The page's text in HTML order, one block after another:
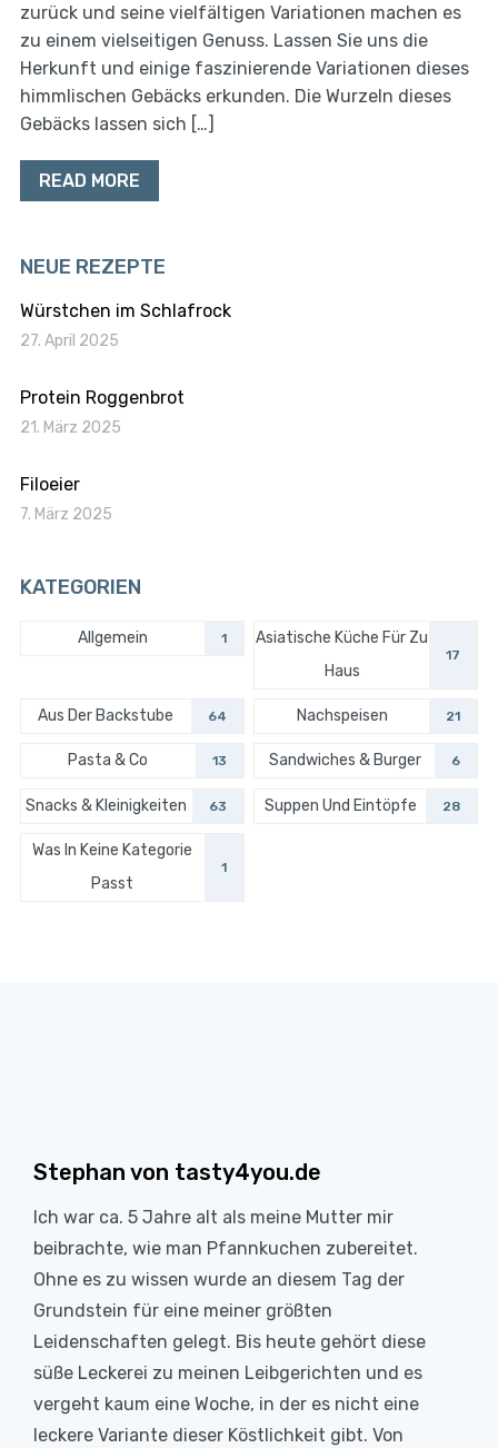
zurück und seine vielfältigen Variationen machen es
zu einem vielseitigen Genuss. Lassen Sie uns die
Herkunft und einige faszinierende Variationen dieses
himmlischen Gebäcks erkunden. Die Wurzeln dieses
Gebäcks lassen sich […]
READ MORE
NEUE REZEPTE
Würstchen im Schlafrock
27. April 2025
Protein Roggenbrot
21. März 2025
Filoeier
7. März 2025
KATEGORIEN
Allgemein 1
Asiatische Küche Für Zu
Haus
17
Aus Der Backstube 64 Nachspeisen 21
Pasta & Co 13 Sandwiches & Burger 6
Snacks & Kleinigkeiten 63 Suppen Und Eintöpfe 28
Was In Keine Kategorie
Passt
1
Stephan von tasty4you.de
Ich war ca. 5 Jahre alt als meine Mutter mir
beibrachte, wie man Pfannkuchen zubereitet.
Ohne es zu wissen wurde an diesem Tag der
Grundstein für eine meiner größten
Leidenschaften gelegt. Bis heute gehört diese
süße Leckerei zu meinen Leibgerichten und es
vergeht kaum eine Woche, in der es nicht eine
leckere Variante dieser Köstlichkeit gibt. Von